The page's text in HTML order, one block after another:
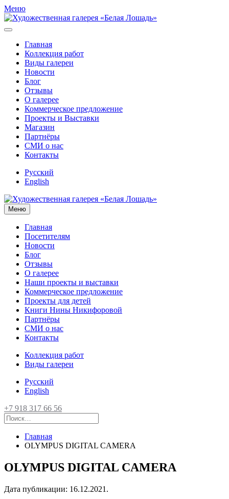
Меню
Главная
Коллекция работ
Виды галереи
Новости
Блог
Отзывы
О галерее
Коммерческое предложение
Проекты и Выставки
Магазин
Партнёры
СМИ о нас
Контакты
Русский
English
Меню
Главная
Посетителям
Новости
Блог
Отзывы
О галерее
Наши проекты и выставки
Коммерческое предложение
Проекты для детей
Книги Нины Никифоровой
Партнёры
СМИ о нас
Контакты
Коллекция работ
Виды галереи
Русский
English
+7 918 317 66 56
Главная
OLYMPUS DIGITAL CAMERA
OLYMPUS DIGITAL CAMERA
Дата публикации: 16.12.2021 .